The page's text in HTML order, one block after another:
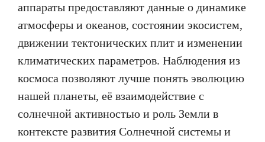
аппараты предоставляют данные о динамике
атмосферы и океанов, состоянии экосистем,
движении тектонических плит и изменении
климатических параметров. Наблюдения из
космоса позволяют лучше понять эволюцию
нашей планеты, её взаимодействие с
солнечной активностью и роль Земли в
контексте развития Солнечной системы и